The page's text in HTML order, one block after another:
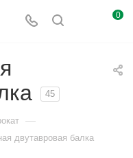
0
45
—
двутавровая балка